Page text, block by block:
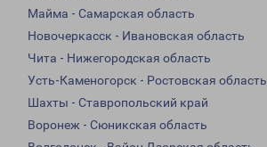
Майма - Самарская область
Новочеркасск - Ивановская область
Чита - Нижегородская область
Усть-Каменогорск - Ростовская область
Шахты - Ставропольский край
Воронеж - Сюникская область